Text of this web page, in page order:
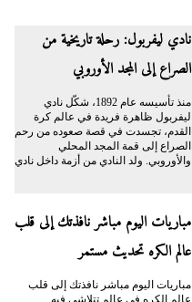
نادي ليفربول: رحلة تاريخية من
الصراع إلى المجد الأوروبي
منذ تأسيسه عام 1892، شكّل نادي
ليفربول ظاهرة فريدة في عالم كرة
القدم، تجسدت في قصة صعوده من رحم
الصراع إلى قمة المجد المحلي
والأوروبي. ولد النادي من أزمة داخل نادي
مباريات اليوم مباشر نافذتك إلى قلب
عالم الكره تحديث مستمر
مباريات اليوم مباشر نافذتك إلى قلب
عالم الكره في عالمٍ تتلاشى فيه